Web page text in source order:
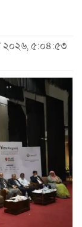
২০২৬, ৫:০৪:৫৩